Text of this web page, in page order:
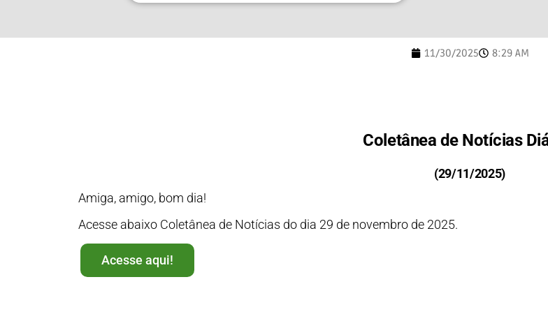
11/30/2025 8:29 AM
Coletânea de Notícias
(29/11/2025)
Amiga, amigo, bom dia!
Acesse abaixo Coletânea de Notícias do dia 29 de novembro de 2025.
Acesse aqui!